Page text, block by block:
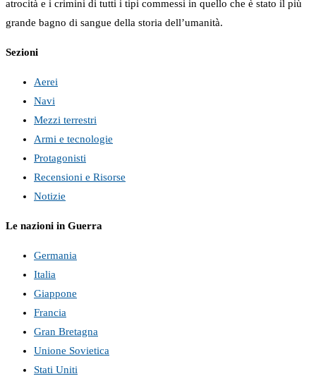
atrocità e i crimini di tutti i tipi commessi in quello che è stato il più
grande bagno di sangue della storia dell’umanità.
Sezioni
Aerei
Navi
Mezzi terrestri
Armi e tecnologie
Protagonisti
Recensioni e Risorse
Notizie
Le nazioni in Guerra
Germania
Italia
Giappone
Francia
Gran Bretagna
Unione Sovietica
Stati Uniti